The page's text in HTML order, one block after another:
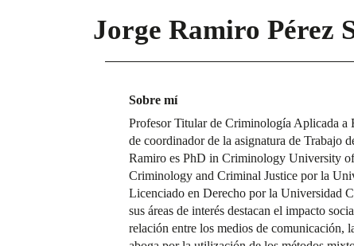
Jorge Ramiro Pérez
Sobre mí
Profesor Titular de Criminología Aplicada a
de coordinador de la asignatura de Trabajo
Ramiro es PhD in Criminology University
Criminology and Criminal Justice por la
Licenciado en Derecho por la Universidad
sus áreas de interés destacan el impacto
relación entre los medios de comunicación,